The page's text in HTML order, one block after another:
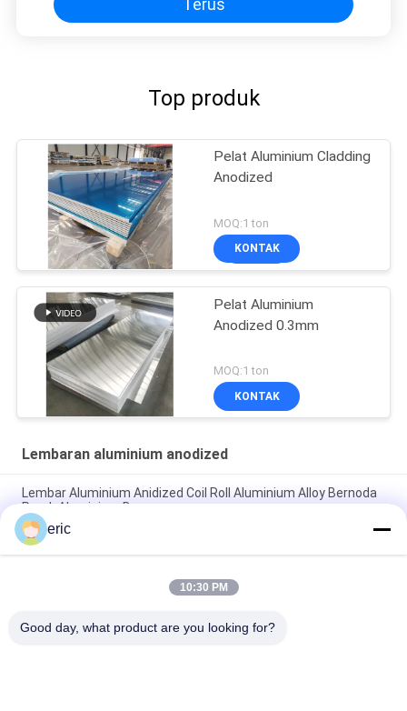
Terus
Top produk
Pelat Aluminium Cladding
Anodized
MOQ:1 ton
KONTAK
Pelat Aluminium
Anodized 0.3mm
MOQ:1 ton
KONTAK
Lembaran aluminium anodized
Lembar Aluminium Anidized Coil Roll Aluminium Alloy Bernoda
Perak Aluminium Berwarna
3000 Series 1500mm Anodized Aluminium Sheet Untuk Plat
Nomor
2mm 3mm Tebal Anodized Aluminium Sheet 5052 5083 1050
eric
10:30 PM
Good day, what product are you looking for?